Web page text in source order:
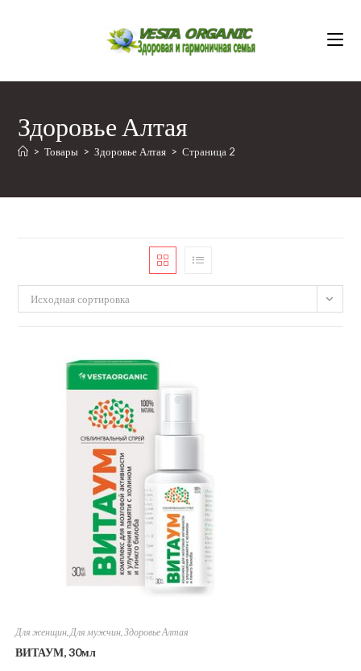
Здоровье Алтая
> Товары > Здоровье Алтая > Страница 2
Исходная сортировка
Для женщин,Для мужчин,Здоровье Алтая
ВИТАУМ, 30мл